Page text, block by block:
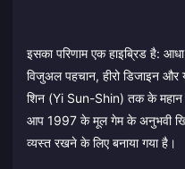
इसका परिणाम एक हाइब्रिड है:
विजुअल पहचान, हीरो डिजाइन और
शिन (Yi Sun-Shin) तक के महान
आप 1997 के मूल गेम के अनुभवी
व्यस्त रखने के लिए बनाया गया है।